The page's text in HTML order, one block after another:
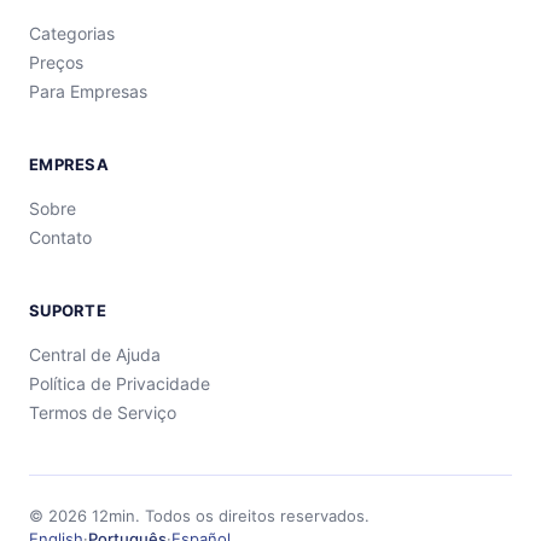
Categorias
Preços
Para Empresas
EMPRESA
Sobre
Contato
SUPORTE
Central de Ajuda
Política de Privacidade
Termos de Serviço
© 2026 12min. Todos os direitos reservados.